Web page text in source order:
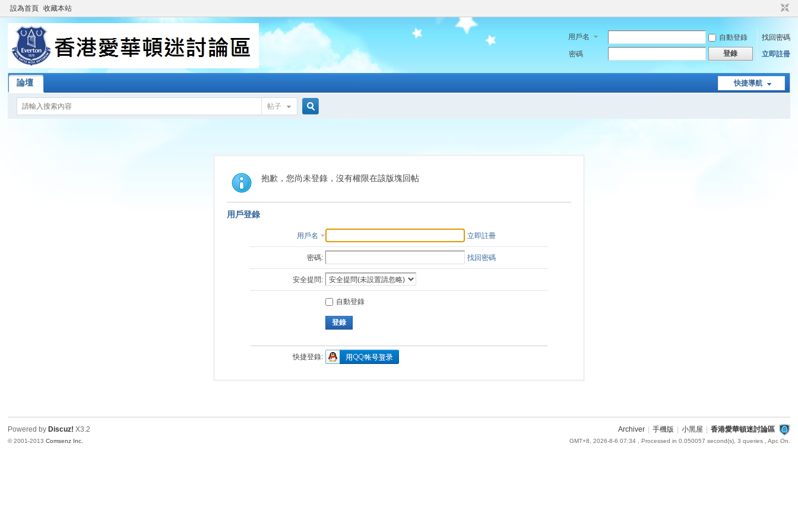
設為首頁 收藏本站
用戶名 自動登錄
找回密碼
密碼
登錄 立即註冊
快捷導航
論壇
帖子
索
抱歉，您尚未登錄，沒有權限在該版塊回帖
用戶登錄
用戶名 立即註冊
密碼: 找回密碼
安全提問:
自動登錄
登錄
快捷登錄:
Archiver 手機版 小黑屋 香港愛華頓迷討論區
GMT+8, 2026-8-6 07:34, Processed in 0.050057 second(s), 3 queries , Apc On.
Powered by Discuz! X3.2
© 2001-2013Comsenz Inc.